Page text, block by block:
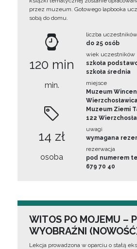
przez muzeum. Gotowego lapbooka
sobą do domu.
120 min
min.
14 zł
osoba
liczba uczestników
do 25 osób
wiek uczestników
szkoła
szkoła średnia
miejsce
Muzeum
Muzeum Ziemi
122
uwagi
wymagana
rezerwacja
pod numerem
679 70 40
WITOS PO MOJEMU –
WYOBRAŹNI
Lekcja prowadzona w oparciu o stałą